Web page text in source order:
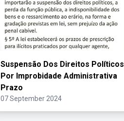
Suspensão Dos Direitos Políticos
Por Improbidade Administrativa
Prazo
07 September 2024